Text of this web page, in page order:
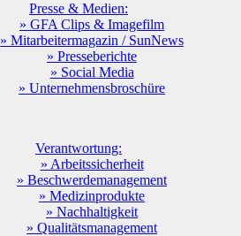
Presse & Medien:
» GFA Clips & Imagefilm
» Mitarbeitermagazin / SunNews
» Presseberichte
» Social Media
» Unternehmensbroschüre
Verantwortung:
» Arbeitssicherheit
» Beschwerdemanagement
» Medizinprodukte
» Nachhaltigkeit
» Qualitätsmanagement